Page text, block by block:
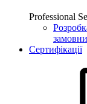
Professional
Сертифікації